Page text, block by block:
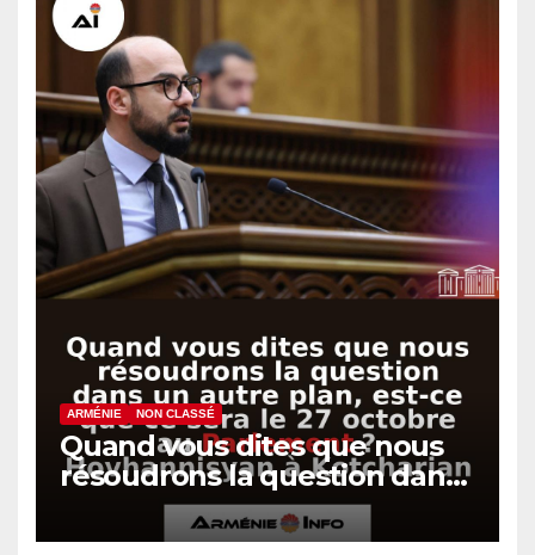
ARMÉNIE NON CLASSÉ
Quand vous dites que nous
résoudrons la question dans
un autre plan, est-ce que ce
sera le 27 octobre au